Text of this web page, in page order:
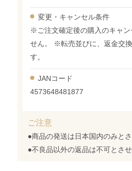
変更・ キャンセル条件
※ご注文確定後の購入のキャン
せん。 ※転売並びに、返金交
す。
JANコード
4573648481877
ご注意
●商品の発送は日本国内のみと
●不良品以外の返品は不可とさ